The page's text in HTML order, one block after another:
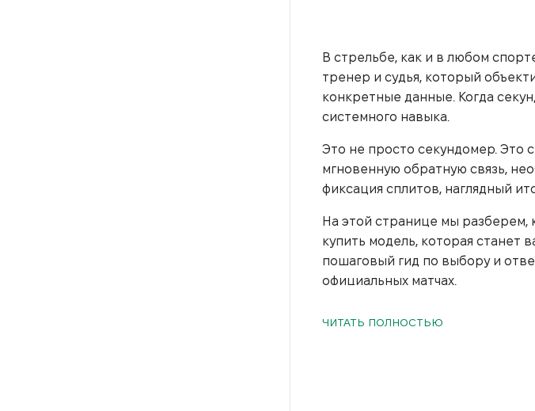
В стрельбе, как и в любом
тренер и судья, который
конкретные данные. Когда
системного навыка.
Это не просто секундомер. Это
мгновенную обратную связь,
фиксация сплитов, наглядный
На этой странице мы разберем,
купить модель, которая
пошаговый гид по выбору и
официальных матчах.
ЧИТАТЬ ПОЛНОСТЬЮ